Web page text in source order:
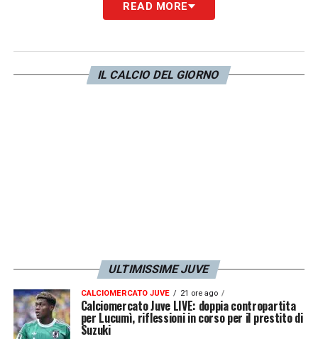
malaccio. Però ha dimostrato di essere
gol bellissimo».
READ MORE
IL CALCIO DEL GIORNO
ULTIMISSIME JUVE
CALCIOMERCATO JUVE 21 ore ago
Calciomercato Juve LIVE: doppia contropartita
per Lucumì, riflessioni in corso per il prestito di
Suzuki